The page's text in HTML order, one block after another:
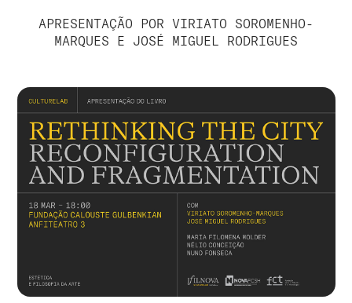
APRESENTAÇÃO POR VIRIATO SOROMENHO-
MARQUES E JOSÉ MIGUEL RODRIGUES